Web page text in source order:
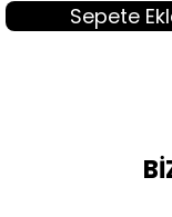
Sepete